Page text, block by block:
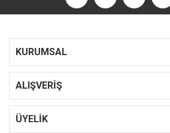
KURUMSAL
ALIŞVERİŞ
ÜYELİK